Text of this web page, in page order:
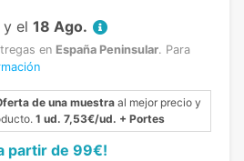
y el 18 Ago.
en España Peninsular. Para
de una muestra al mejor precio y
1 ud. 7,53€/ud. + Portes
partir de 99€!